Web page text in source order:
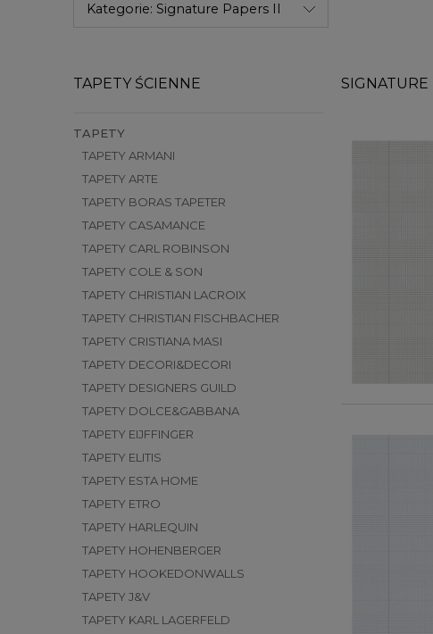
Kategorie: Signature Papers II
TAPETY ŚCIENNE
TAPETY
TAPETY ARMANI
TAPETY ARTE
TAPETY BORAS TAPETER
TAPETY CASAMANCE
TAPETY CARL ROBINSON
TAPETY COLE & SON
TAPETY CHRISTIAN LACROIX
TAPETY CHRISTIAN FISCHBACHER
TAPETY CRISTIANA MASI
TAPETY DECORI&DECORI
TAPETY DESIGNERS GUILD
TAPETY DOLCE&GABBANA
TAPETY EIJFFINGER
TAPETY ELITIS
TAPETY ESTA HOME
TAPETY ETRO
TAPETY HARLEQUIN
TAPETY HOHENBERGER
TAPETY HOOKEDONWALLS
TAPETY J&V
TAPETY KARL LAGERFELD
SIGNATURE